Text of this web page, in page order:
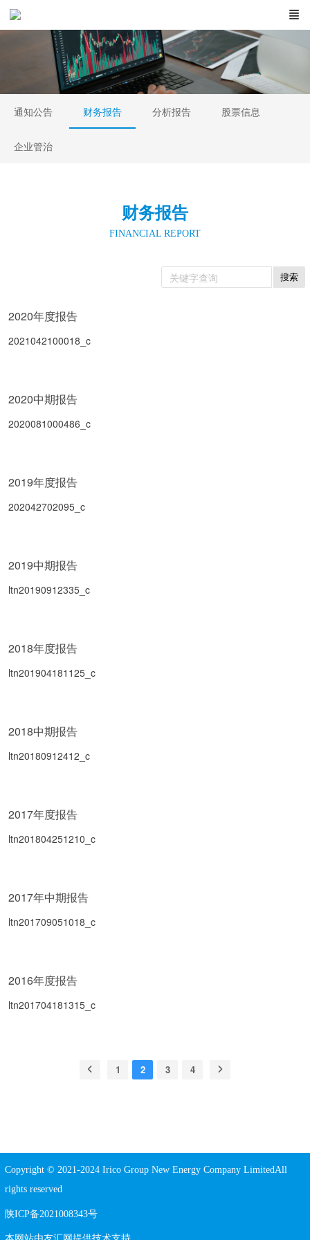
通知公告 财务报告 分析报告 股票信息
企业管治
财务报告
FINANCIAL REPORT
搜索
2020年度报告
2021042100018_c
2020中期报告
2020081000486_c
2019年度报告
202042702095_c
2019中期报告
ltn20190912335_c
2018年度报告
ltn201904181125_c
2018中期报告
ltn20180912412_c
2017年度报告
ltn201804251210_c
2017年中期报告
ltn201709051018_c
2016年度报告
ltn201704181315_c
1 2 3 4
Copyright © 2021-2024 Irico Group New Energy Company LimitedAll
rights reserved
陕ICP备2021008343号